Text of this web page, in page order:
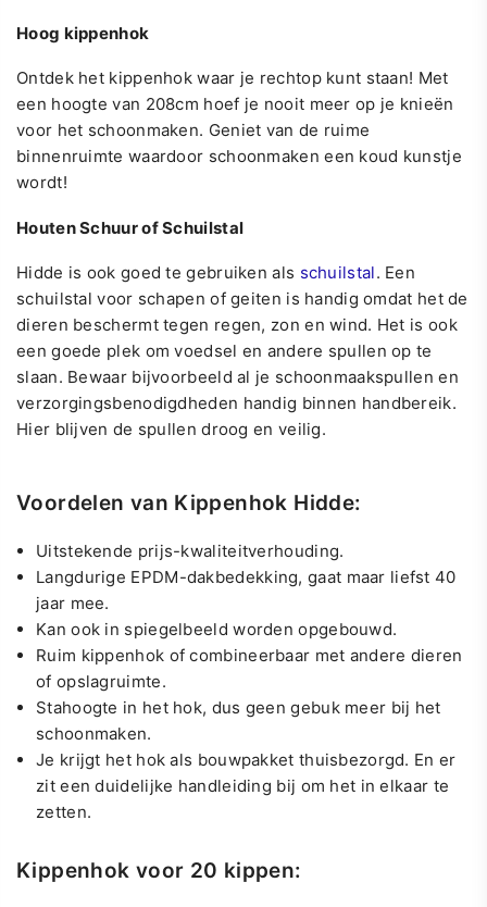
Hoog kippenhok
Ontdek het kippenhok waar je rechtop kunt staan! Met
een hoogte van 208cm hoef je nooit meer op je knieën
voor het schoonmaken. Geniet van de ruime
binnenruimte waardoor schoonmaken een koud kunstje
wordt!
Houten Schuur of Schuilstal
Hidde is ook goed te gebruiken als schuilstal. Een
schuilstal voor schapen of geiten is handig omdat het de
dieren beschermt tegen regen, zon en wind. Het is ook
een goede plek om voedsel en andere spullen op te
slaan. Bewaar bijvoorbeeld al je schoonmaakspullen en
verzorgingsbenodigdheden handig binnen handbereik.
Hier blijven de spullen droog en veilig.
Voordelen van Kippenhok Hidde:
Uitstekende prijs-kwaliteitverhouding.
Langdurige EPDM-dakbedekking, gaat maar liefst 40
jaar mee.
Kan ook in spiegelbeeld worden opgebouwd.
Ruim kippenhok of combineerbaar met andere dieren
of opslagruimte.
Stahoogte in het hok, dus geen gebuk meer bij het
schoonmaken.
Je krijgt het hok als bouwpakket thuisbezorgd. En er
zit een duidelijke handleiding bij om het in elkaar te
zetten.
Kippenhok voor 20 kippen: